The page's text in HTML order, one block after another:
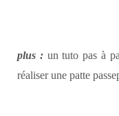
plus : un tuto pas à
réaliser une patte